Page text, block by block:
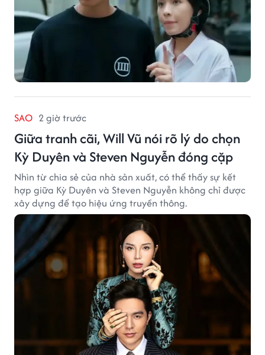
SAO 2 giờ trước
Giữa tranh cãi, Will Vũ nói rõ lý do chọn
Kỳ Duyên và Steven Nguyễn đóng cặp
Nhìn từ chia sẻ của nhà sản xuất, có thể thấy sự kết
hợp giữa Kỳ Duyên và Steven Nguyễn không chỉ được
xây dựng để tạo hiệu ứng truyền thông.